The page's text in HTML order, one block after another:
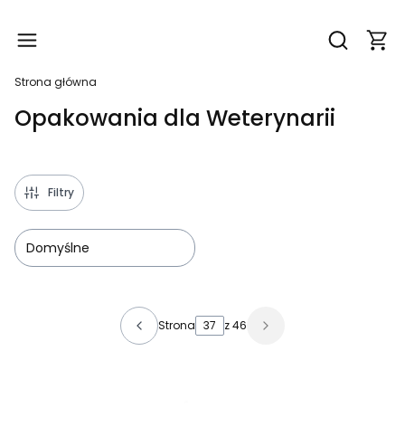
Otwórz
Strona główna
Opakowania dla Weterynarii
Filtry
Domyślne
Lista produktów
Strona z 46